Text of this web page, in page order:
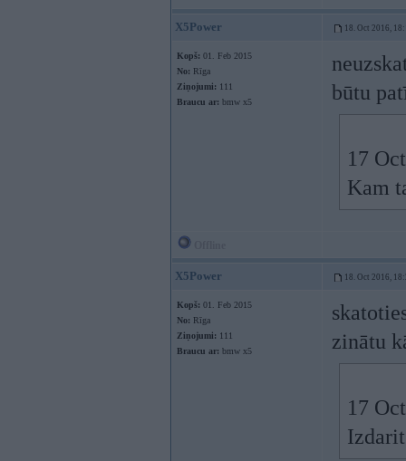
X5Power 18. Oct 2016,
Kopš: 01. Feb 2015
No: Rīga
Ziņojumi: 111
Braucu ar: bmw x5
būtu
17
Kam
X5Power 18. Oct 2016,
Kopš: 01. Feb 2015
No: Rīga
Ziņojumi: 111
Braucu ar: bmw x5
zinātu
17